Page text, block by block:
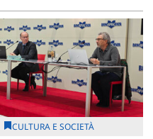
CULTURA E SOCIETÀ